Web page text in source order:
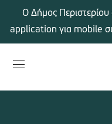
Ο Δήμος Περιστερίου
application για mobile